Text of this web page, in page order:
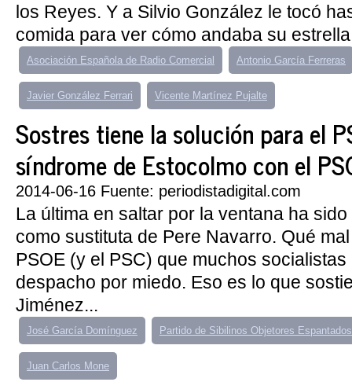
los Reyes. Y a Silvio González le tocó
comida para ver cómo andaba su
Asociación Española de Radio Comercial Antonio García Ferreras
Javier González Ferrari Vicente Martínez Pujalte
Sostres tiene la solución para el
síndrome de Estocolmo con el
2014-06-16 Fuente: periodistadigital.com
La última en saltar por la ventana ha
como sustituta de Pere Navarro. Qué
PSOE (y el PSC) que muchos
despacho por miedo. Eso es lo que
Jiménez...
José García Domínguez Partido de Sibilinos Objetores Espantados
Juan Carlos Mone